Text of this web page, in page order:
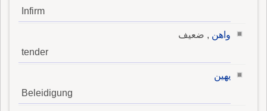
Infirm
واهن , ضعيف
tender
يهين
Beleidigung